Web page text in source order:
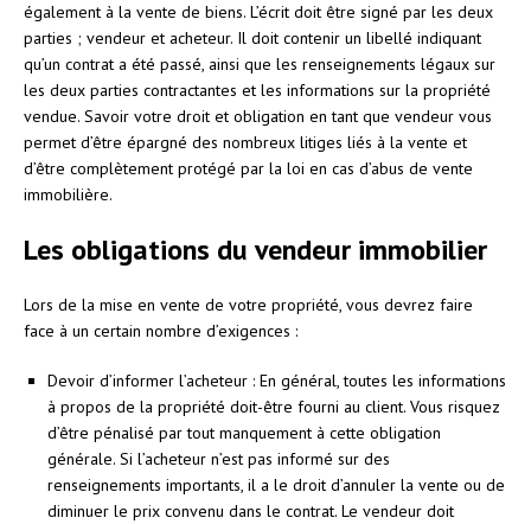
également à la vente de biens. L’écrit doit être signé par les deux
parties ; vendeur et acheteur. Il doit contenir un libellé indiquant
qu’un contrat a été passé, ainsi que les renseignements légaux sur
les deux parties contractantes et les informations sur la propriété
vendue. Savoir votre droit et obligation en tant que vendeur vous
permet d’être épargné des nombreux litiges liés à la vente et
d’être complètement protégé par la loi en cas d’abus de vente
immobilière.
Les obligations du vendeur immobilier
Lors de la mise en vente de votre propriété, vous devrez faire
face à un certain nombre d’exigences :
Devoir d’informer l’acheteur : En général, toutes les informations
à propos de la propriété doit-être fourni au client. Vous risquez
d’être pénalisé par tout manquement à cette obligation
générale. Si l’acheteur n’est pas informé sur des
renseignements importants, il a le droit d’annuler la vente ou de
diminuer le prix convenu dans le contrat. Le vendeur doit